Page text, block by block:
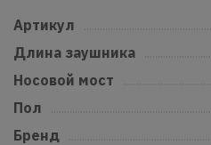
Артикул
Длина заушника
Носовой мост
Пол
Бренд